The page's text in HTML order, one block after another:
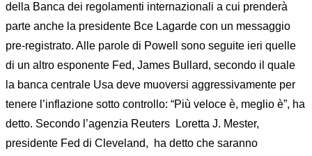
della Banca dei regolamenti internazionali a cui prenderà
parte anche la presidente Bce Lagarde con un messaggio
pre-registrato. Alle parole di Powell sono seguite ieri quelle
di un altro esponente Fed, James Bullard, secondo il quale
la banca centrale Usa deve muoversi aggressivamente per
tenere l’inflazione sotto controllo: “Più veloce è, meglio è”, ha
detto. Secondo l’agenzia Reuters Loretta J. Mester,
presidente Fed di Cleveland, ha detto che saranno